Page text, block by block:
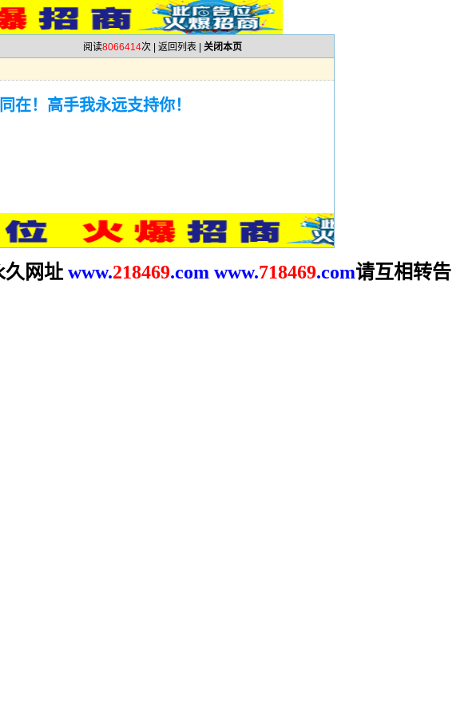
阅读8066414次 | 返回列表 关闭本页
在！高手我永远支持你！
网址 www.218469.com www.718469.com请互相转告